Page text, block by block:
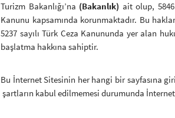
Turizm Bakanlığı’na (Bakanlık) ait olup,
Kanunu kapsamında korunmaktadır. Bu
5237 sayılı Türk Ceza Kanununda yer alan
başlatma hakkına sahiptir.
Bu İnternet Sitesinin her hangi bir sayfasına
şartların kabul edilmemesi durumunda